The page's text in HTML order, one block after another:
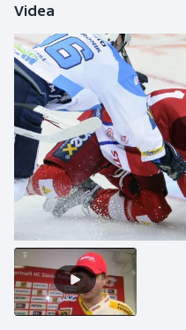
Lezení
Lyže a snowboard
Moderní pětiboj
Motorsport
Olympijské hry
Parasport
Plavání
Videa